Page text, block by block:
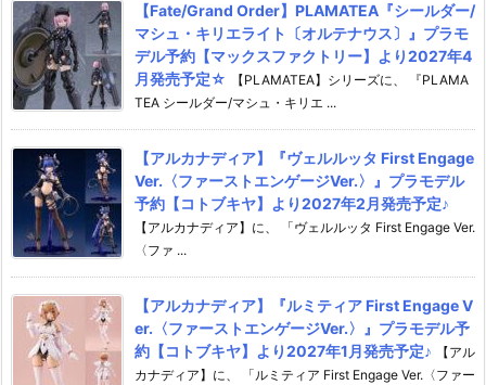
【Fate/Grand Order】PLAMATEA『シールダー/
マシュ・キリエライト〔オルテナウス〕』プラモ
デル予約【マックスファクトリー】より2027年4
月発売予定☆
【PLAMATEA】シリーズに、 『PLAMA
TEA シールダー/マシュ・キリエ ...
【アルカナディア】『ヴェルルッタ First Engage
Ver.〈ファーストエンゲージVer.〉』プラモデル
予約【コトブキヤ】より2027年2月発売予定♪
【アルカナディア】に、 「ヴェルルッタ First Engage Ver.
〈ファ ...
【アルカナディア】『ルミティア First Engage V
er.〈ファーストエンゲージVer.〉』プラモデル予
約【コトブキヤ】より2027年1月発売予定♪
【アル
カナディア】に、 「ルミティア First Engage Ver.〈ファー